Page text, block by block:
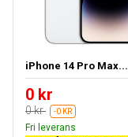
iPhone 14 Pro Max...
0 kr
0 kr -0 KR
Fri leverans